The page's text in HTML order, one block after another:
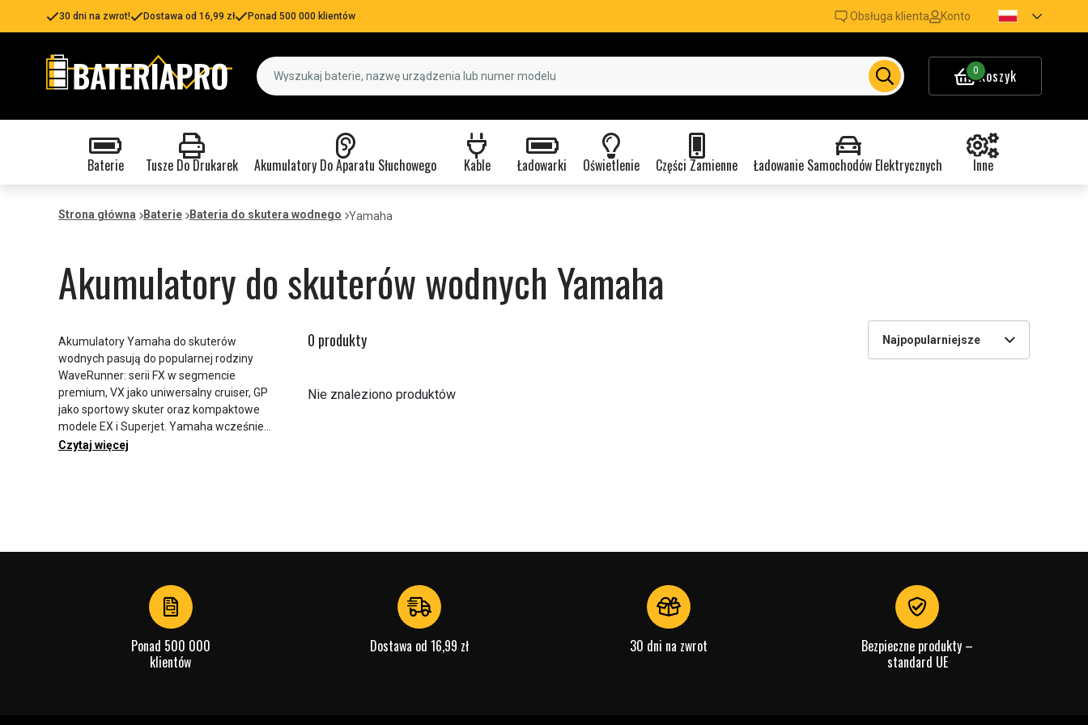
30 dni na zwrot! Dostawa od 16,99 zł Ponad 500 000 klientów Obsługa klienta Konto
0Koszyk
Baterie Tusze Do Drukarek Akumulatory Do Aparatu Słuchowego Kable Ładowarki Oświetlenie Części Zamienne Ładowanie Samochodów Elektrycznych Inne
Strona główna Baterie Bateria do skutera wodnego Yamaha
Akumulatory do skuterów wodnych Yamaha
Akumulatory Yamaha do skuterów
wodnych pasują do popularnej rodziny
WaveRunner: serii FX w segmencie
premium, VX jako uniwersalny cruiser, GP
jako sportowy skuter oraz kompaktowe
modele EX i Superjet. Yamaha wcześnie
wprowadziła silniki czterosuwowe w
akumulatora na starym pakiecie przed
zamówieniem, ponieważ Yamaha stosuje
równolegle kilka formatów akumulatorów.
Czytaj więcej
0 produkty Najpopularniejsze
Nie znaleziono produktów
Ponad 500 000
klientów
Dostawa od 16,99 zł 30 dni na zwrot
Bezpieczne produkty –
standard UE